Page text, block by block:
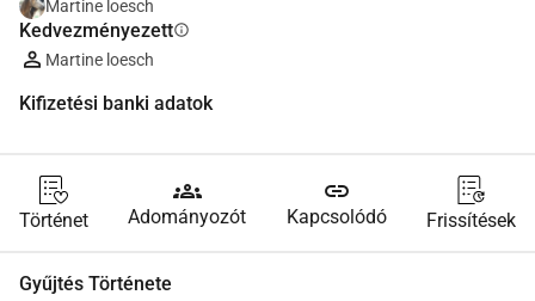
Martine loesch
Kedvezményezettinfo
Martine loesch
Kifizetési banki adatok
Történet
groups
Adományozót
link
Kapcsolódó Frissítések
Gyűjtés Története